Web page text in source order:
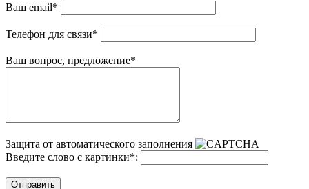
Ваш email*
Телефон для связи*
Ваш вопрос, предложение*
Защита от автоматического заполнения
Введите слово с картинки*:
Отправить